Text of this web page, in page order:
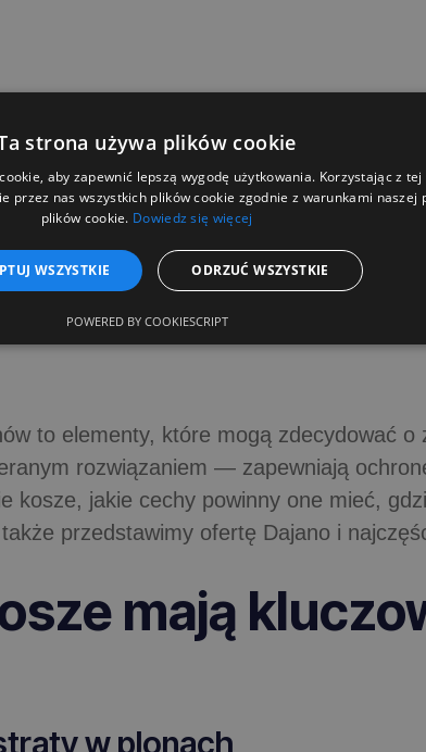
to elementy, które mogą zdecydować
rozwiązaniem — zapewniają
kosze, jakie cechy powinny one mieć,
przedstawimy ofertę Dajano i
mają
w plonach
strona używa plików cookie
aby zapewnić lepszą wygodę użytkowania. Korzystając z tej
przez nas wszystkich plików cookie zgodnie z warunkami naszej
plików cookie. Dowiedz się więcej
WSZYSTKIE ODRZUĆ WSZYSTKIE
POWERED BY COOKIESCRIPT